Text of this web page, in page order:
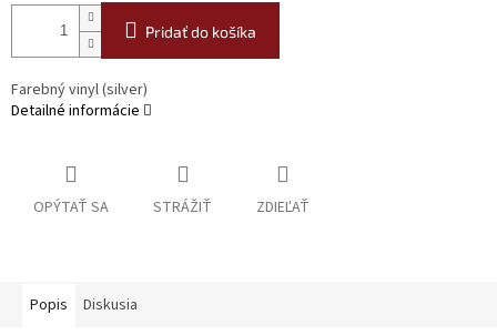
Pridať do košíka
Farebný vinyl (silver)
Detailné informácie
OPÝTAŤ SA STRÁŽIŤ ZDIEĽAŤ
Popis Diskusia